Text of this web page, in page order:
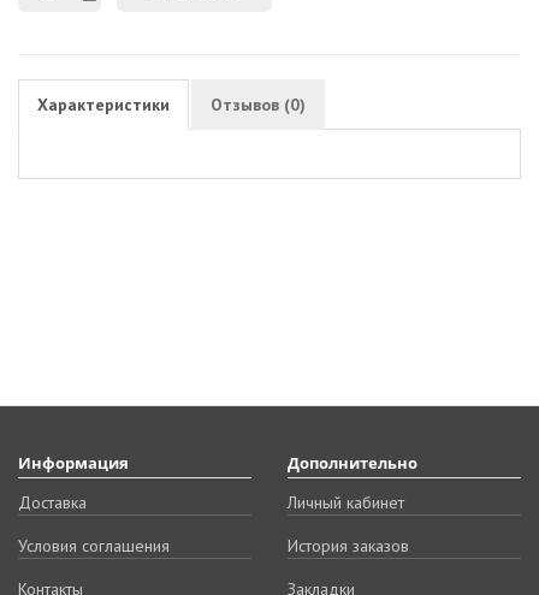
Характеристики Отзывов (0)
Информация
Доставка
Условия соглашения
Контакты
Дополнительно
Личный кабинет
История заказов
Закладки